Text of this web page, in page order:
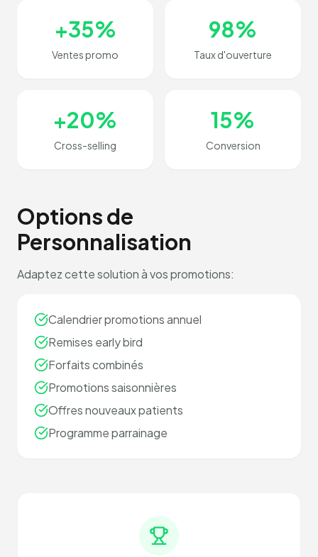
+35%
Ventes promo
98%
Taux d'ouverture
+20%
Cross-selling
15%
Conversion
Options de
Personnalisation
Adaptez cette solution à vos promotions:
Calendrier promotions annuel
Remises early bird
Forfaits combinés
Promotions saisonnières
Offres nouveaux patients
Programme parrainage